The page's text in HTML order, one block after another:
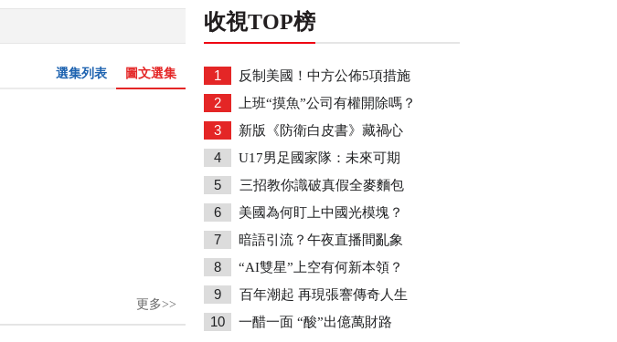
圖文選集
選集列表
更多>>
收視TOP榜
1 反制美國！中方公佈5項措施
2 上班“摸魚”公司有權開除嗎？
3 新版《防衛白皮書》藏禍心
4 U17男足國家隊：未來可期
5 三招教你識破真假全麥麵包
6 美國為何盯上中國光模塊？
7 暗語引流？午夜直播間亂象
8 “AI雙星”上空有何新本領？
9 百年潮起 再現張謇傳奇人生
10 一醋一面 “酸”出億萬財路